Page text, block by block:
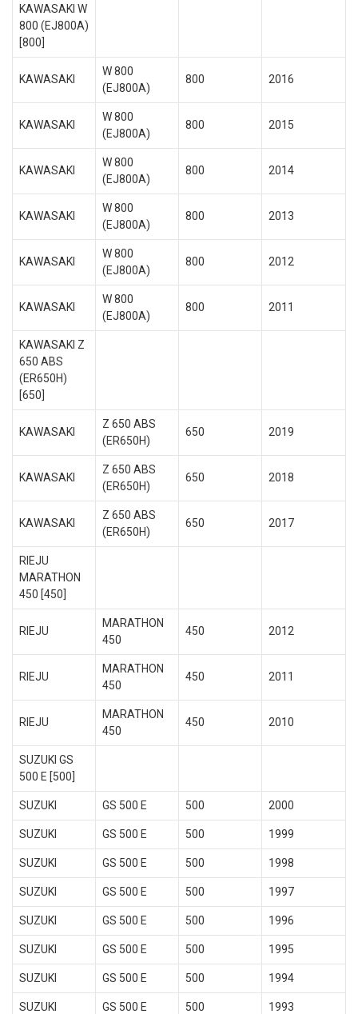
KAWASAKI W
800 (EJ800A)
[800]
KAWASAKI
W 800
(EJ800A)
800 2016
KAWASAKI
W 800
(EJ800A)
800 2015
KAWASAKI
W 800
(EJ800A)
800 2014
KAWASAKI
W 800
(EJ800A)
800 2013
KAWASAKI
W 800
(EJ800A)
800 2012
KAWASAKI
W 800
(EJ800A)
800 2011
KAWASAKI Z
650 ABS
(ER650H)
[650]
KAWASAKI
Z 650 ABS
(ER650H)
650 2019
KAWASAKI
Z 650 ABS
(ER650H)
650 2018
KAWASAKI
Z 650 ABS
(ER650H)
650 2017
RIEJU
MARATHON
450 [450]
RIEJU
MARATHON
450
450 2012
RIEJU
MARATHON
450
450 2011
RIEJU
MARATHON
450
450 2010
SUZUKI GS
500 E [500]
SUZUKI GS 500 E 500 2000
SUZUKI GS 500 E 500 1999
SUZUKI GS 500 E 500 1998
SUZUKI GS 500 E 500 1997
SUZUKI GS 500 E 500 1996
SUZUKI GS 500 E 500 1995
SUZUKI GS 500 E 500 1994
SUZUKI GS 500 E 500 1993